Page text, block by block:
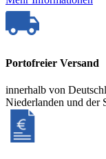
Portofreier Versand
innerhalb von
Niederlanden und der